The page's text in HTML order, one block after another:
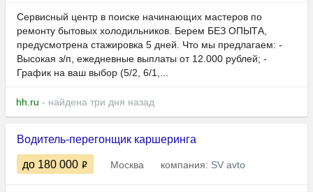
Сервисный центр в поиске начинающих мастеров по
ремонту бытовых холодильников. Берем БЕЗ ОПЫТА,
предусмотрена стажировка 5 дней. Что мы предлагаем: -
Высокая з/п, ежедневные выплаты от 12.000 рублей; -
График на ваш выбор (5/2, 6/1,...
hh.ru - найдена три дня назад
Водитель-перегонщик каршеринга
до 180 000 Москва компания: SV avto